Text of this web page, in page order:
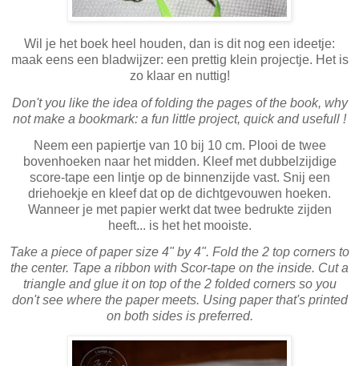
Wil je het boek heel houden, dan is dit nog een ideetje:
maak eens een bladwijzer: een prettig klein projectje. Het is
zo klaar en nuttig!
Don't you like the idea of folding the pages of the book, why
not make a bookmark: a fun little project, quick and usefull !
Neem een papiertje van 10 bij 10 cm. Plooi de twee
bovenhoeken naar het midden. Kleef met dubbelzijdige
score-tape een lintje op de binnenzijde vast. Snij een
driehoekje en kleef dat op de dichtgevouwen hoeken.
Wanneer je met papier werkt dat twee bedrukte zijden
heeft... is het het mooiste.
Take a piece of paper size 4" by 4". Fold the 2 top corners to
the center. Tape a ribbon with Scor-tape on the inside. Cut a
triangle and glue it on top of the 2 folded corners so you
don't see where the paper meets. Using paper that's printed
on both sides is preferred.